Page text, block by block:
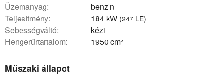
üzemanyag:
benzin
teljesítmény:
184 kW (247 LE)
sebességváltó:
kézi
hengerűrtartalom:
1950 cm³
Műszaki állapot